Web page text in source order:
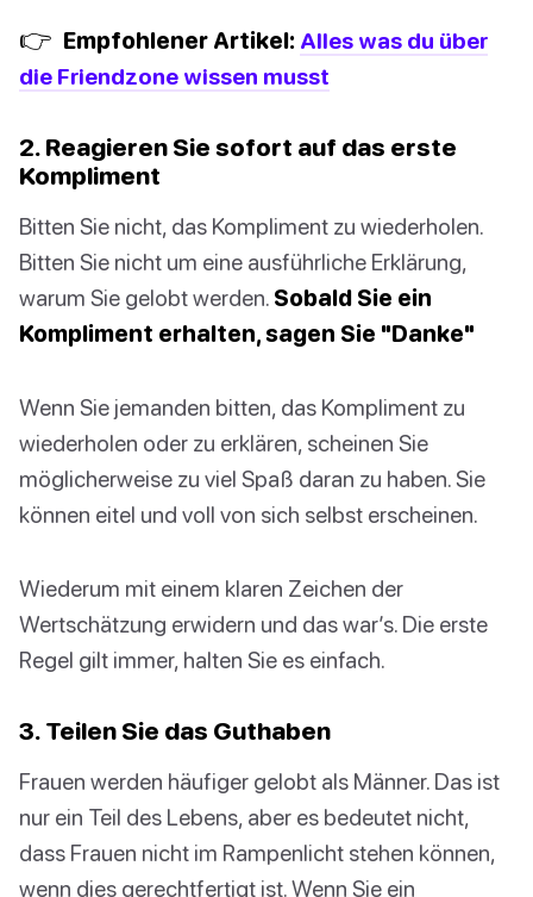
👉 Empfohlener Artikel: Alles was du über
die Friendzone wissen musst
2. Reagieren Sie sofort auf das erste
Kompliment
Bitten Sie nicht, das Kompliment zu wiederholen.
Bitten Sie nicht um eine ausführliche Erklärung,
warum Sie gelobt werden. Sobald Sie ein
Kompliment erhalten, sagen Sie "Danke"
Wenn Sie jemanden bitten, das Kompliment zu
wiederholen oder zu erklären, scheinen Sie
möglicherweise zu viel Spaß daran zu haben. Sie
können eitel und voll von sich selbst erscheinen.
Wiederum mit einem klaren Zeichen der
Wertschätzung erwidern und das war’s. Die erste
Regel gilt immer, halten Sie es einfach.
3. Teilen Sie das Guthaben
Frauen werden häufiger gelobt als Männer. Das ist
nur ein Teil des Lebens, aber es bedeutet nicht,
dass Frauen nicht im Rampenlicht stehen können,
wenn dies gerechtfertigt ist. Wenn Sie ein